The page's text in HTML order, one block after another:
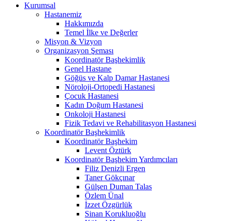
Kurumsal
Hastanemiz
Hakkımızda
Temel İlke ve Değerler
Misyon & Vizyon
Organizasyon Şeması
Koordinatör Başhekimlik
Genel Hastane
Göğüs ve Kalp Damar Hastanesi
Nöroloji-Ortopedi Hastanesi
Çocuk Hastanesi
Kadın Doğum Hastanesi
Onkoloji Hastanesi
Fizik Tedavi ve Rehabilitasyon Hastanesi
Koordinatör Başhekimlik
Koordinatör Başhekim
Levent Öztürk
Koordinatör Başhekim Yardımcıları
Filiz Denizli Ergen
Taner Gökçınar
Gülşen Duman Talas
Özlem Ünal
İzzet Özgürlük
Sinan Korukluoğlu